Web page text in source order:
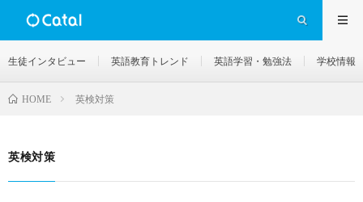
生徒インタビュー 英語教育トレンド 英語学習・勉強法 学校情報
HOME 英検対策
英検対策